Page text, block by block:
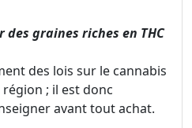
graines riches en THC
des lois sur le cannabis
; il est donc
avant tout achat.